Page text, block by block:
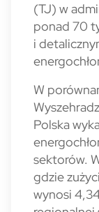
(TJ) w
ponad 70
i
W
Polska
sektorów.
gdzie
wynosi